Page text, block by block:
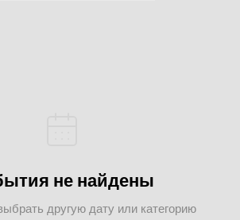
не найдены
другую дату или категорию